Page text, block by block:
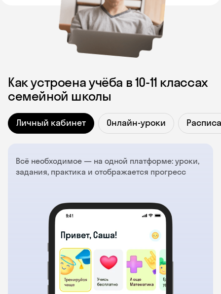
Как устроена учёба в 10‑11 классах
семейной школы
Личный кабинет Онлайн-уроки
Всё необходимое — на одной платформе: уроки,
задания, практика и отображается прогресс